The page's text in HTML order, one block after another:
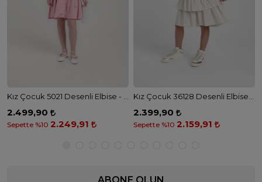
2.499,90
Sepette %10 2.249,91
2.399,90
Sepette %10 2.159,91